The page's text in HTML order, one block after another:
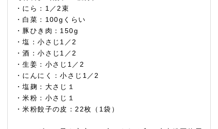
・にら：1／2束
・白菜：100gくらい
・豚ひき肉：150g
・塩：小さじ1／2
・酒：小さじ1／2
・生姜：小さじ1／2
・にんにく：小さじ1／2
・塩麹：大さじ１
・米粉：小さじ１
・米粉餃子の皮：22枚（1袋）